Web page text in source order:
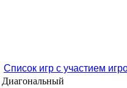
Список игр с участием
Диагональный